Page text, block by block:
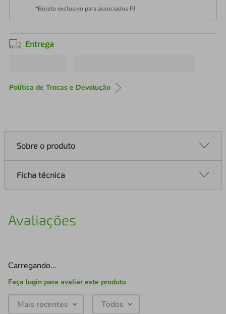
*Boleto exclusivo para associados PJ
Entrega
Política de Trocas e Devolução
Sobre o produto
Ficha técnica
Avaliações
Carregando…
Faça login para avaliar este produto
Mais recentes Todos